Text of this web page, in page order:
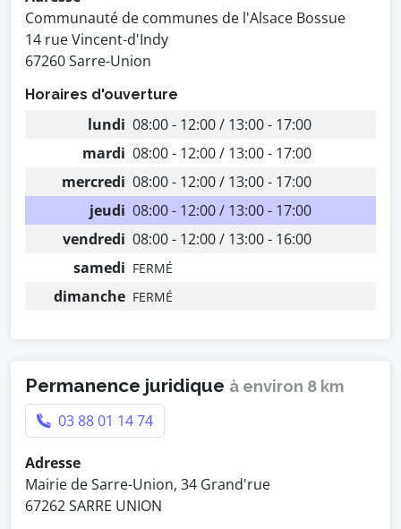
Communauté de communes de l'Alsace Bossue
14 rue Vincent-d'Indy
67260 Sarre-Union
Horaires d'ouverture
lundi 08:00 - 12:00 / 13:00 - 17:00
mardi 08:00 - 12:00 / 13:00 - 17:00
mercredi 08:00 - 12:00 / 13:00 - 17:00
jeudi 08:00 - 12:00 / 13:00 - 17:00
vendredi 08:00 - 12:00 / 13:00 - 16:00
samedi FERMÉ
dimanche FERMÉ
Permanence juridique à environ 8 km
03 88 01 14 74
Adresse
Mairie de Sarre-Union, 34 Grand'rue
67262 SARRE UNION